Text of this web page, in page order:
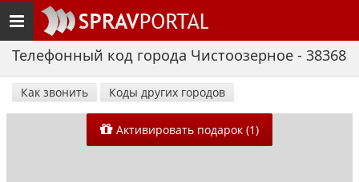
Toggle
navigation
Телефонный код города Чистоозерное - 38368
Как звонить Коды других городов
Активировать подарок (1)